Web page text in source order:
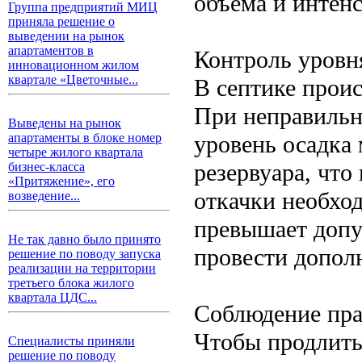
Группа предприятий МИЦ
приняла решение о
выведении на рынок
апартаментов в
инновационном жилом
квартале «Цветочные...
Выведены на рынок
апартаменты в блоке номер
четыре жилого квартала
бизнес-класса
«Притяжение», его
возведение...
Не так давно было принято
решение по поводу запуска
реализации на территории
третьего блока жилого
квартала ЦДС...
Специалисты приняли
решение по поводу
Контроль
В септике
При
уровень
резервуара,
откачки
превышает
провести
Соблюдение
Чтобы